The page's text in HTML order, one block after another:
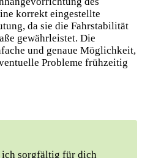
korrekt eingestellte
da sie die Fahrstabilität
gewährleistet. Die
und genaue Möglichkeit,
Probleme frühzeitig
ich sorgfältig für dich